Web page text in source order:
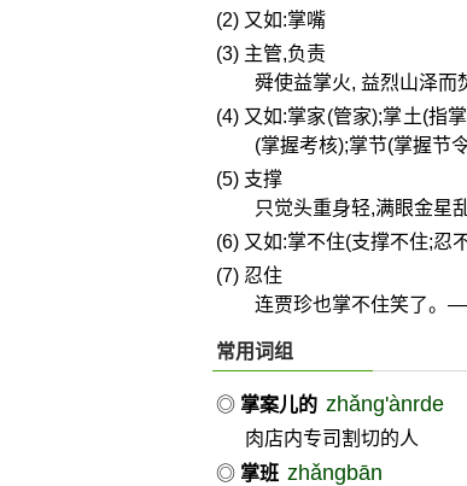
(2) 又如:掌嘴
(3) 主管,负责
舜使益掌火, 益烈山泽而
(4) 又如:掌家(管家);掌土(指
(掌握考核);掌节(掌握节
(5) 支撑
只觉头重身轻,满眼金星
(6) 又如:掌不住(支撑不住;忍
(7) 忍住
连贾珍也掌不住笑了。
常用词组
◎ 掌案儿的 zhǎng'ànrde
肉店内专司割切的人
◎ 掌班 zhǎngbān